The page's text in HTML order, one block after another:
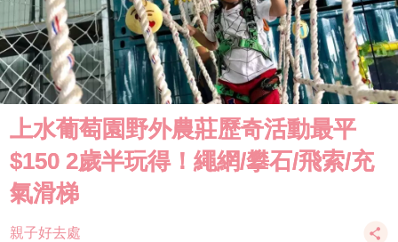
上水葡萄園野外農莊歷奇活動最平
$150 2歲半玩得！繩網/攀石/飛索/充
氣滑梯
親子好去處